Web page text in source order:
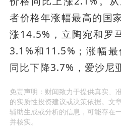
者价格年涨幅最高的国
涨14.5%，立陶宛和罗
3.1%和11.5%；涨幅
同比下降3.7%，爱沙尼
免责声明：财闻致力于提供真实、
的实质性投资建议或决策依据。文
辅助生成或分析的信息，可能存在
并核实。